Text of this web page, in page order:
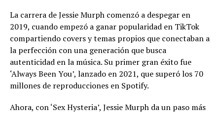
La carrera de Jessie Murph comenzó a despegar en
2019, cuando empezó a ganar popularidad en TikTok
compartiendo covers y temas propios que conectaban a
la perfección con una generación que busca
autenticidad en la música. Su primer gran éxito fue
‘Always Been You’, lanzado en 2021, que superó los 70
millones de reproducciones en Spotify.
Ahora, con ‘Sex Hysteria’, Jessie Murph da un paso más